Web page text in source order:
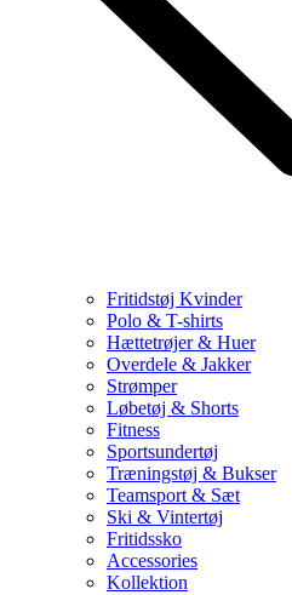
Fritidstøj Kvinder
Polo & T-shirts
Hættetrøjer & Huer
Overdele & Jakker
Strømper
Løbetøj & Shorts
Fitness
Sportsundertøj
Træningstøj & Bukser
Teamsport & Sæt
Ski & Vintertøj
Fritidssko
Accessories
Kollektion